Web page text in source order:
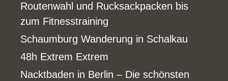
Routenwahl und Rucksackpacken bis
zum Fitnesstraining
Schaumburg Wanderung in Schalkau
48h Extrem Extrem
Nacktbaden in Berlin – Die schönsten